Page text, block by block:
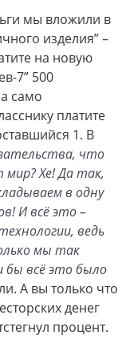
мы вложили в
изделия” –
на новую
7” 500
само
платите
1. В
что
Хе! Да так,
в одну
И всё это –
ведь
мы так
всё это было
А вы только что
денег
процент.